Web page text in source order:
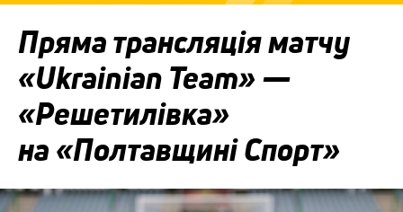
Пряма трансляція матчу
«Ukrainian Team» —
«Решетилівка»
на «Полтавщині Спорт»